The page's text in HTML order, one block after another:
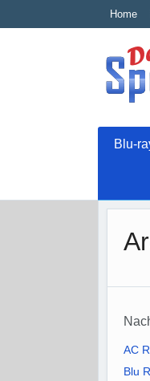
Home
Blu-
AC
Blu